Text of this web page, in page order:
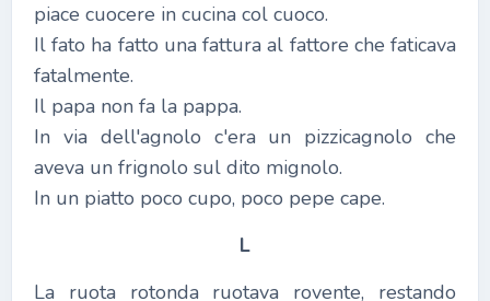
piace cuocere in cucina col cuoco.
Il fato ha fatto una fattura al fattore che faticava
fatalmente.
Il papa non fa la pappa.
In via dell'agnolo c'era un pizzicagnolo che
aveva un frignolo sul dito mignolo.
In un piatto poco cupo, poco pepe cape.
L
La ruota rotonda ruotava rovente, restando